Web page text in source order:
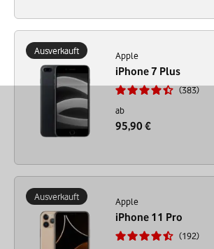
Ausverkauft Apple
iPhone 7 Plus
383
ab
95,90 €
Ausverkauft Apple
iPhone 11 Pro
192